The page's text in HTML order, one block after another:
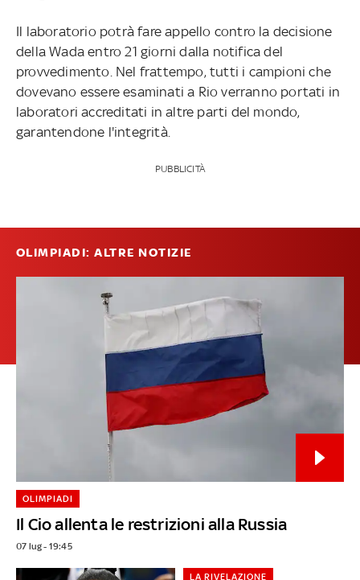
Il laboratorio potrà fare appello contro la decisione
della Wada entro 21 giorni dalla notifica del
provvedimento. Nel frattempo, tutti i campioni che
dovevano essere esaminati a Rio verranno portati in
laboratori accreditati in altre parti del mondo,
garantendone l'integrità.
PUBBLICITÀ
OLIMPIADI: ALTRE NOTIZIE
Il Cio allenta le restrizioni alla Russia
OLIMPIADI
07 lug - 19:45
LA RIVELAZIONE